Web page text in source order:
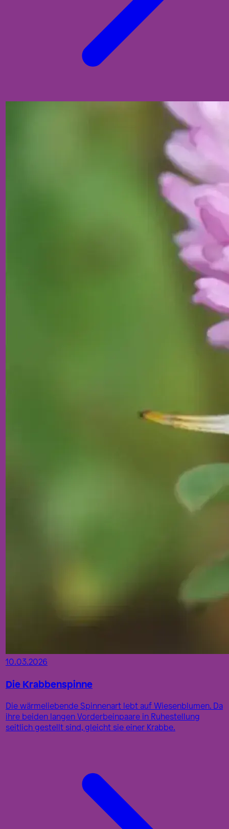
10.03.2026
Die Krabbenspinne
Die wärmeliebende Spinnenart lebt auf Wiesenblumen. Da
ihre beiden langen Vorderbeinpaare in Ruhestellung
seitlich gestellt sind, gleicht sie einer Krabbe.